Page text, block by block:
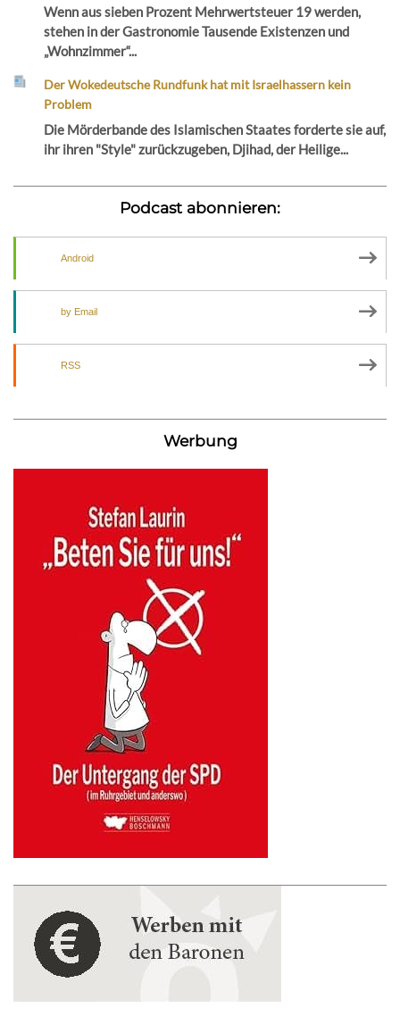
Wenn aus sieben Prozent Mehrwertsteuer 19 werden,
stehen in der Gastronomie Tausende Existenzen und
„Wohnzimmer“...
Der Wokedeutsche Rundfunk hat mit Israelhassern kein
Problem
Die Mörderbande des Islamischen Staates forderte sie auf,
ihr ihren "Style" zurückzugeben, Djihad, der Heilige...
Podcast abonnieren:
Android
by Email
RSS
Werbung